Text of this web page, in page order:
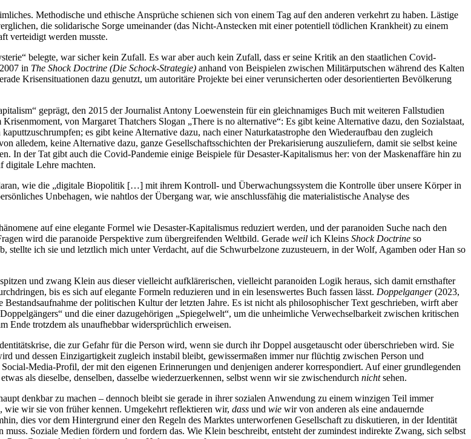
Methodische und ethische Ansprüche schienen sich von einem Tag auf den anderen verkehrt zu haben. Lästige
die solidarische Sorge umeinander (das Nicht-Anstecken mit einer potentiell tödlichen Krankheit) zu einem
verteidigt werden musste.
belegte, war sicher kein Zufall. Es war aber auch kein Zufall, dass er seine Kritik an den staatlichen Covid-
in The Shock Doctrine (Die Schock-Strategie) anhand von Beispielen zwischen Militärputschen während des Kalten
Krisensituationen dazu genutzt, um autoritäre Projekte bei einer verunsicherten oder desorientierten Bevölkerung
geprägt, den 2015 der Journalist Antony Loewenstein für ein gleichnamiges Buch mit weiteren Fallstudien
von Margaret Thatchers Slogan „There is no alternative“: Es gibt keine Alternative dazu, den Sozialstaat,
es gibt keine Alternative dazu, nach einer Naturkatastrophe den Wiederaufbau den zugleich
alledem, keine Alternative dazu, ganze Gesellschaftsschichten der Prekarisierung auszuliefern, damit sie selbst keine
In der Tat gibt auch die Covid-Pandemie einige Beispiele für Desaster-Kapitalismus her: von der Maskenaffäre hin zu
digitale Lehre machten.
wie die „digitale Biopolitik […] mit ihrem Kontroll- und Überwachungssystem die Kontrolle über unsere Körper in
Unbehagen, wie nahtlos der Übergang war, wie anschlussfähig die materialistische Analyse des
auf eine elegante Formel wie Desaster-Kapitalismus reduziert werden, und der paranoiden Suche nach den
wird die paranoide Perspektive zum übergreifenden Weltbild. Gerade weil ich Kleins Shock Doctrine so
stellte ich sie und letztlich mich unter Verdacht, auf die Schwurbelzone zuzusteuern, in der Wolf, Agamben oder Han so
und zwang Klein aus dieser vielleicht aufklärerischen, vielleicht paranoiden Logik heraus, sich damit ernsthafter
bis es sich auf elegante Formeln reduzieren und in ein lesenswertes Buch fassen lässt. Doppelganger(2023,
der politischen Kultur der letzten Jahre. Es ist nicht als philosophischer Text geschrieben, wirft aber
und die einer dazugehörigen „Spiegelwelt“, um die unheimliche Verwechselbarkeit zwischen kritischen
Ende trotzdem als unaufhebbar widersprüchlich erweisen.
die zur Gefahr für die Person wird, wenn sie durch ihr Doppel ausgetauscht oder überschrieben wird. Sie
und dessen Einzigartigkeit zugleich instabil bleibt, gewissermaßen immer nur flüchtig zwischen Person und
Media-Profil, der mit den eigenen Erinnerungen und denjenigen anderer korrespondiert. Auf einer grundlegenden
als dieselbe, denselben, dasselbe wiederzuerkennen, selbst wenn wir sie zwischendurch nichtsehen.
denkbar zu machen – dennoch bleibt sie gerade in ihrer sozialen Anwendung zu einem winzigen Teil immer
wie wir sie von früher kennen. Umgekehrt reflektieren wir, dass und wie wir von anderen als eine andauernde
dies vor dem Hintergrund einer den Regeln des Marktes unterworfenen Gesellschaft zu diskutieren, in der Identität
Soziale Medien fördern und fordern das. Wie Klein beschreibt, entsteht der zumindest indirekte Zwang, sich selbst